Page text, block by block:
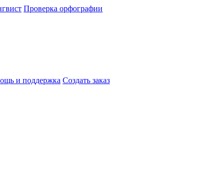
Проверка орфографии
и поддержка Создать заказ